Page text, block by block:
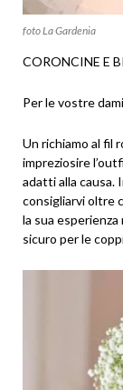
foto La Gardenia
CORONCINE E
Per le vostre
Un richiamo al fil
impreziosire
adatti alla causa.
consigliarvi oltre
la sua
sicuro per le